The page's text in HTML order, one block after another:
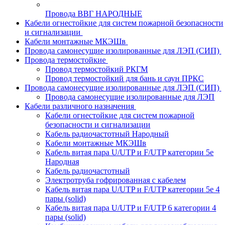
Провода ВВГ НАРОДНЫЕ
Кабели огнестойкие для систем пожарной безопасности
и сигнализации
Кабели монтажные МКЭШв
Провода самонесущие изолированные для ЛЭП (СИП)
Провода термостойкие
Провод термостойкий РКГМ
Провод термостойкий для бань и саун ПРКС
Провода самонесущие изолированные для ЛЭП (СИП)
Провода самонесущие изолированные для ЛЭП
Кабели различного назначения
Кабели огнестойкие для систем пожарной
безопасности и сигнализации
Кабель радиочастотный Народный
Кабели монтажные МКЭШв
Кабель витая пара U/UTP и F/UTP категории 5е
Народная
Кабель радиочастотный
Электротруба гофрированная с кабелем
Кабель витая пара U/UTP и F/UTP категории 5e 4
пары (solid)
Кабель витая пара U/UTP и F/UTP 6 категории 4
пары (solid)